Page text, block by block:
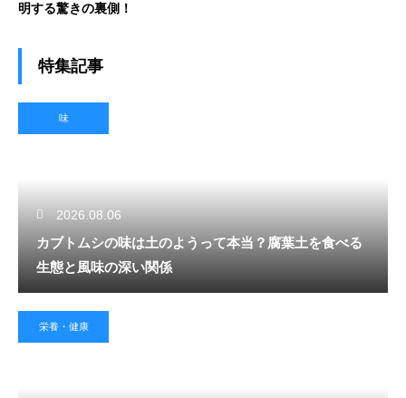
明する驚きの裏側！
特集記事
味
2026.08.06
カブトムシの味は土のようって本当？腐葉土を食べる
生態と風味の深い関係
栄養・健康